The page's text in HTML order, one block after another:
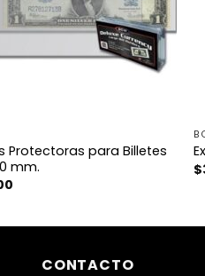
Protectoras para Billetes
mm.
$
CONTACTO